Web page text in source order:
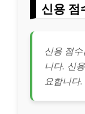
신용 점
신용 점
니다. 신
요합니다.